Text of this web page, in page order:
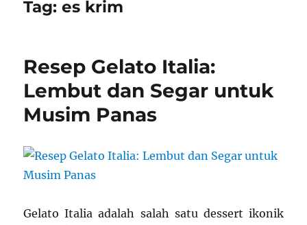
Tag:es krim
Resep Gelato Italia:
Lembut dan Segar untuk
Musim Panas
Gelato Italia adalah salah satu dessert ikonik